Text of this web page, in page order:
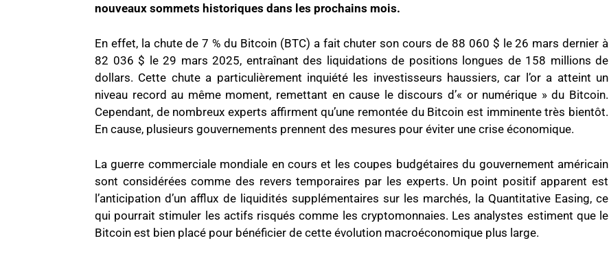
nouveaux sommets historiques dans les prochains mois.
En effet, la chute de 7 % du Bitcoin (BTC) a fait chuter son cours de 88 060 $ le 26 mars dernier à
82 036 $ le 29 mars 2025, entraînant des liquidations de positions longues de 158 millions de
dollars. Cette chute a particulièrement inquiété les investisseurs haussiers, car l’or a atteint un
niveau record au même moment, remettant en cause le discours d’« or numérique » du Bitcoin.
Cependant, de nombreux experts affirment qu’une remontée du Bitcoin est imminente très bientôt.
En cause, plusieurs gouvernements prennent des mesures pour éviter une crise économique.
La guerre commerciale mondiale en cours et les coupes budgétaires du gouvernement américain
sont considérées comme des revers temporaires par les experts. Un point positif apparent est
l’anticipation d’un afflux de liquidités supplémentaires sur les marchés, la Quantitative Easing, ce
qui pourrait stimuler les actifs risqués comme les cryptomonnaies. Les analystes estiment que le
Bitcoin est bien placé pour bénéficier de cette évolution macroéconomique plus large.